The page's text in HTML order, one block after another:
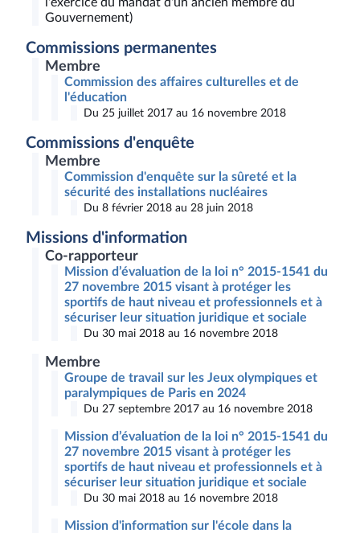
Gouvernement)
Commissions permanentes
Membre
Commission des affaires culturelles et de
l'éducation
Du 25 juillet 2017 au 16 novembre 2018
Commissions d'enquête
Membre
Commission d'enquête sur la sûreté et la
sécurité des installations nucléaires
Du 8 février 2018 au 28 juin 2018
Missions d'information
Co-rapporteur
Mission d’évaluation de la loi n° 2015-1541 du
27 novembre 2015 visant à protéger les
sportifs de haut niveau et professionnels et à
sécuriser leur situation juridique et sociale
Du 30 mai 2018 au 16 novembre 2018
Membre
Groupe de travail sur les Jeux olympiques et
paralympiques de Paris en 2024
Du 27 septembre 2017 au 16 novembre 2018
Mission d’évaluation de la loi n° 2015-1541 du
27 novembre 2015 visant à protéger les
sportifs de haut niveau et professionnels et à
sécuriser leur situation juridique et sociale
Du 30 mai 2018 au 16 novembre 2018
Mission d'information sur l'école dans la